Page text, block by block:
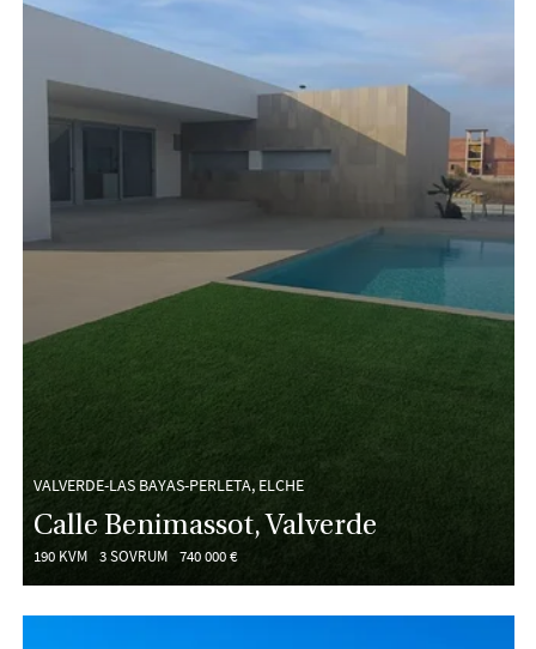
VALVERDE-LAS BAYAS-PERLETA, ELCHE
Calle Benimassot, Valverde
190 KVM 3 SOVRUM 740 000 €